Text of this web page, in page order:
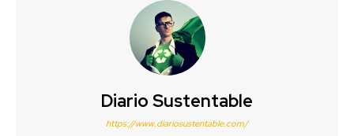
Diario Sustentable
https://www.diariosustentable.com/